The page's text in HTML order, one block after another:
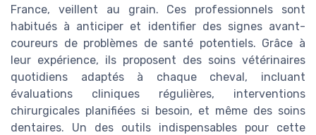
France, veillent au grain. Ces professionnels sont
habitués à anticiper et identifier des signes avant-
coureurs de problèmes de santé potentiels. Grâce à
leur expérience, ils proposent des soins vétérinaires
quotidiens adaptés à chaque cheval, incluant
évaluations cliniques régulières, interventions
chirurgicales planifiées si besoin, et même des soins
dentaires. Un des outils indispensables pour cette